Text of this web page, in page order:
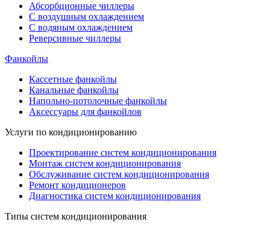
Абсорбционные чиллеры
С воздушным охлаждением
С водяным охлаждением
Реверсивные чиллеры
Фанкойлы
Кассетные фанкойлы
Канальные фанкойлы
Напольно-потолочные фанкойлы
Аксессуары для фанкойлов
Услуги по кондиционированию
Проектирование систем кондиционирования
Монтаж систем кондиционирования
Обслуживание систем кондиционирования
Ремонт кондиционеров
Диагностика систем кондиционирования
Типы систем кондиционирования